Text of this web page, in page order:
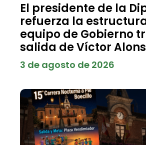
El presidente de la
refuerza la
equipo de Gobierno
salida de Víctor
3 de agosto de 2026